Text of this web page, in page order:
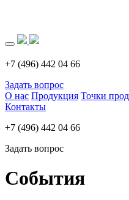
+7 (496) 442 04 66
Задать вопрос
О нас Продукция Точки
Контакты
+7 (496) 442 04 66
Задать вопрос
События